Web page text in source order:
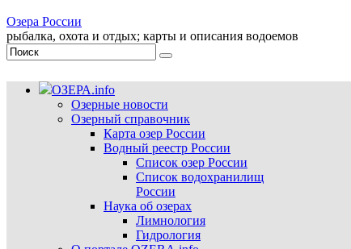
Озера России
рыбалка, охота и отдых; карты и описания водоемов
ОЗЕРА.info
Озерные новости
Озерный справочник
Карта озер России
Водный реестр России
Список озер России
Список водохранилищ
России
Наука об озерах
Лимнология
Гидрология